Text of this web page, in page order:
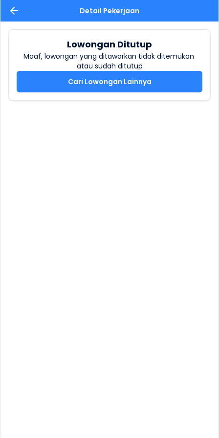
Detail Pekerjaan
Lowongan Ditutup
Maaf, lowongan yang ditawarkan tidak ditemukan
atau sudah ditutup
Cari Lowongan Lainnya